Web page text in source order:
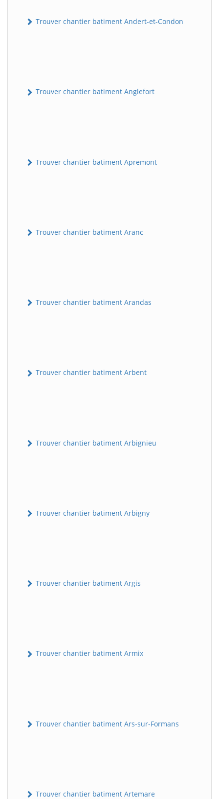
Trouver chantier batiment Andert-et-Condon
Trouver chantier batiment Anglefort
Trouver chantier batiment Apremont
Trouver chantier batiment Aranc
Trouver chantier batiment Arandas
Trouver chantier batiment Arbent
Trouver chantier batiment Arbignieu
Trouver chantier batiment Arbigny
Trouver chantier batiment Argis
Trouver chantier batiment Armix
Trouver chantier batiment Ars-sur-Formans
Trouver chantier batiment Artemare